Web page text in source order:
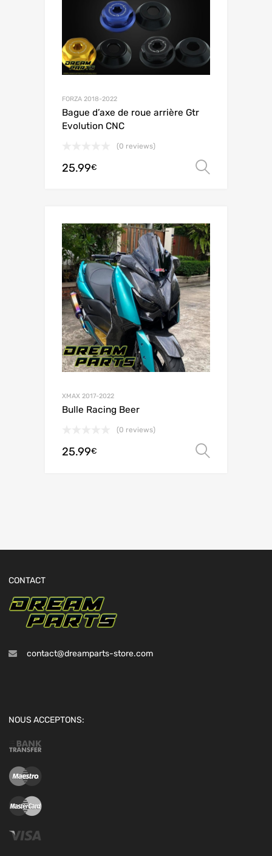
FORZA 2018-2022
Bague d’axe de roue arrière Gtr
Evolution CNC
(0 reviews)
25.99€
XMAX 2017-2022
Bulle Racing Beer
(0 reviews)
25.99€
CONTACT
contact@dreamparts-store.com
NOUS ACCEPTONS: